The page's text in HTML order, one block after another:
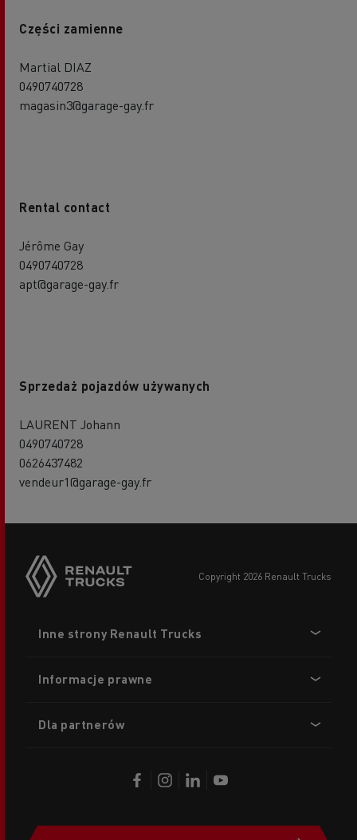
Części zamienne
Martial DIAZ
0490740728
magasin3@garage-gay.fr
Rental contact
Jérôme Gay
0490740728
apt@garage-gay.fr
Sprzedaż pojazdów używanych
LAURENT Johann
0490740728
0626437482
vendeur1@garage-gay.fr
copyright 2026 Renault Trucks
menu
Inne strony Renault Trucks
Informacje prawne
Dla partnerów